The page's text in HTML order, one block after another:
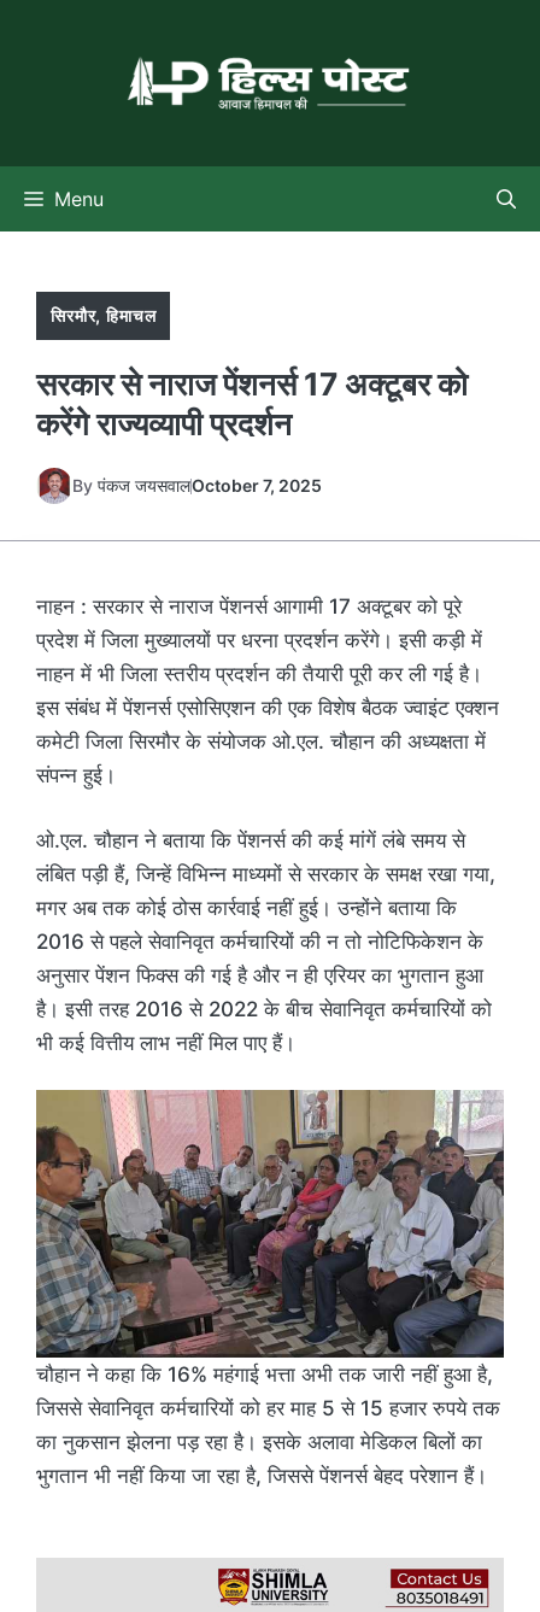
Menu
सिरमौर,हिमाचल
सरकार से नाराज पेंशनर्स 17 अक्टूबर को
करेंगे राज्यव्यापी प्रदर्शन
By पंकज जयसवालOctober 7, 2025
नाहन : सरकार से नाराज पेंशनर्स आगामी 17 अक्टूबर को पूरे
प्रदेश में जिला मुख्यालयों पर धरना प्रदर्शन करेंगे। इसी कड़ी में
नाहन में भी जिला स्तरीय प्रदर्शन की तैयारी पूरी कर ली गई है।
इस संबंध में पेंशनर्स एसोसिएशन की एक विशेष बैठक ज्वाइंट एक्शन
कमेटी जिला सिरमौर के संयोजक ओ.एल. चौहान की अध्यक्षता में
संपन्न हुई।
ओ.एल. चौहान ने बताया कि पेंशनर्स की कई मांगें लंबे समय से
लंबित पड़ी हैं, जिन्हें विभिन्न माध्यमों से सरकार के समक्ष रखा गया,
मगर अब तक कोई ठोस कार्रवाई नहीं हुई। उन्होंने बताया कि
2016 से पहले सेवानिवृत कर्मचारियों की न तो नोटिफिकेशन के
अनुसार पेंशन फिक्स की गई है और न ही एरियर का भुगतान हुआ
है। इसी तरह 2016 से 2022 के बीच सेवानिवृत कर्मचारियों को
भी कई वित्तीय लाभ नहीं मिल पाए हैं।
चौहान ने कहा कि 16% महंगाई भत्ता अभी तक जारी नहीं हुआ है,
जिससे सेवानिवृत कर्मचारियों को हर माह 5 से 15 हजार रुपये तक
का नुकसान झेलना पड़ रहा है। इसके अलावा मेडिकल बिलों का
भुगतान भी नहीं किया जा रहा है, जिससे पेंशनर्स बेहद परेशान हैं।